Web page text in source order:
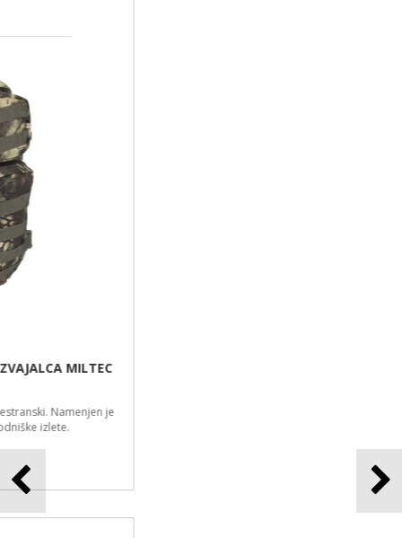
NOVO
VOJAŠKI NAHRBTNIK MOUNTAIN 30L MFH V FLECKTARN
Odličen vojaški nahrbtnik Mountain proizvajalca MFH. Prijeten nahrbtnik za